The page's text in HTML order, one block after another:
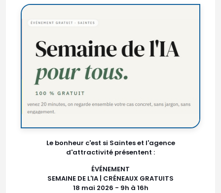
Le bonheur c'est si Saintes et l'agence
d'attractivité présentent :
ÉVÉNEMENT
SEMAINE DE L'IA | CRÉNEAUX GRATUITS
18 mai 2026 - 9h à 16h